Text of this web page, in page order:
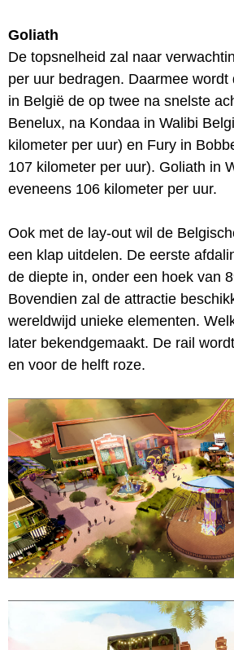
Goliath
De topsnelheid zal naar
per uur bedragen. Daarmee wordt
in België de op twee na snelste
Benelux, na Kondaa in Walibi
kilometer per uur) en Fury in
107 kilometer per uur). Goliath in
eveneens 106 kilometer per uur.
Ook met de lay-out wil de
een klap uitdelen. De eerste
de diepte in, onder een hoek van
Bovendien zal de attractie
wereldwijd unieke elementen.
later bekendgemaakt. De rail
en voor de helft roze.